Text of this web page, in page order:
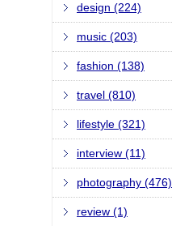
design (224)
music (203)
fashion (138)
travel (810)
lifestyle (321)
interview (11)
photography (476)
review (1)